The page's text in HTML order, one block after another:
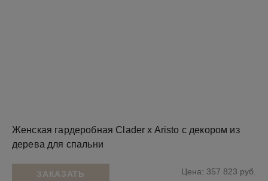
Женская гардеробная Clader x Aristo с декором из
дерева для спальни
ЗАКАЗАТЬ Цена: 357 823 руб.